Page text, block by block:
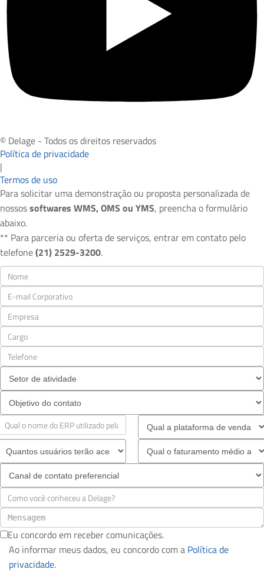
© Delage - Todos os direitos reservados
Política de privacidade
|
Termos de uso
Para solicitar uma demonstração ou proposta personalizada de
nossossoftwares WMS, OMS ou YMS, preencha o formulário
abaixo.
** Para parceria ou oferta de serviços, entrar em contato pelo
telefone(21) 2529-3200.
Eu concordo em receber comunicações.
Ao informar meus dados, eu concordo com a Política de
privacidade.